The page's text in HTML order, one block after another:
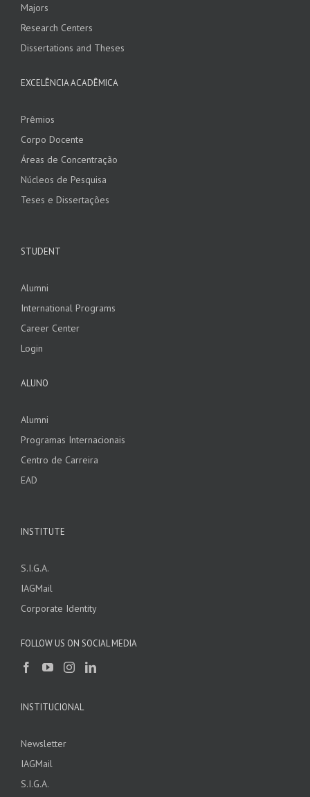
Majors
Research Centers
Dissertations and Theses
EXCELÊNCIA ACADÊMICA
Prêmios
Corpo Docente
Áreas de Concentração
Núcleos de Pesquisa
Teses e Dissertações
STUDENT
Alumni
International Programs
Career Center
Login
ALUNO
Alumni
Programas Internacionais
Centro de Carreira
EAD
INSTITUTE
S.I.G.A.
IAGMail
Corporate Identity
FOLLOW US ON SOCIAL MEDIA
INSTITUCIONAL
Newsletter
IAGMail
S.I.G.A.